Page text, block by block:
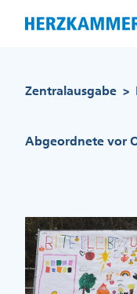
Zentralausgabe >
Abgeordnete vor